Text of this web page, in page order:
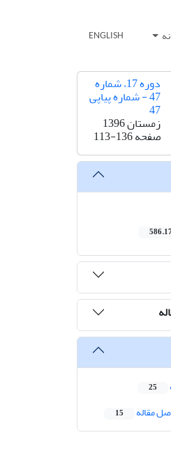
ENGLISH
دوره 17، شماره
47 - شماره پیاپی
47
زمستان 1396
صفحه113-136
25
مقاله 15